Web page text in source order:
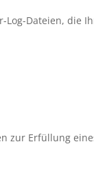
Dateien, die
zur Erfüllung